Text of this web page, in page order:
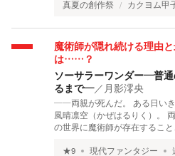
真夏の創作祭
カクヨム甲
魔術師が隠れ続ける理由
は……？
ソーサラーワンダー―普
るまで―／ 月影澪央
――両親が死んだ。 ある日い
風晴凛空（かぜはるりく）。
の世界に魔術師が存在するこ
★9 現代ファンタジー